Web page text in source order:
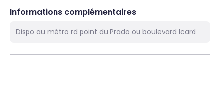
Informations complémentaires
Dispo au métro rd point du Prado ou boulevard Icard